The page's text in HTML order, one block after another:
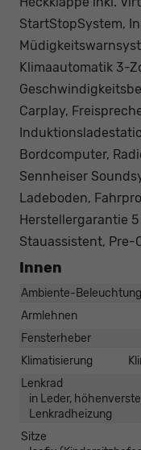
StartStopSystem,
Klimaautomatik 3-
Carplay,
Bordcomputer,
Sennheiser
Ladeboden,
Herstellergarantie
Stauassistent, Pre-
Innen
Ambiente-Beleuchtung
Armlehnen
Fensterheber
Klimatisierung
Lenkrad
in Leder,
Lenkradheizung
Sitze